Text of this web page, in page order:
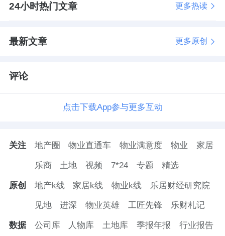
24小时热门文章 更多热读
最新文章 更多原创
评论
点击下载App参与更多互动
关注 地产圈 物业直通车 物业满意度 物业 家居
乐商 土地 视频 7*24 专题 精选
原创 地产k线 家居k线 物业k线 乐居财经研究院
见地 进深 物业英雄 工匠先锋 乐财札记
数据 公司库 人物库 土地库 季报年报 行业报告